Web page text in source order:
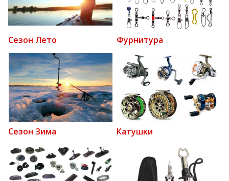
Сезон Лето Фурнитура
Сезон Зима Катушки